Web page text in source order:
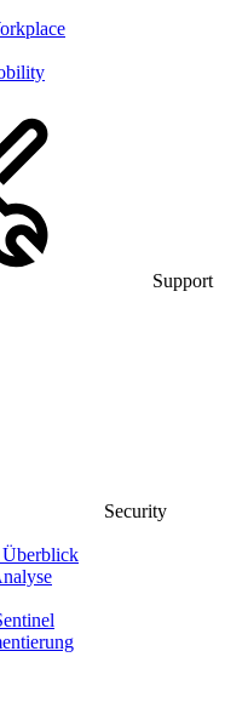
Support
Security
Überblick